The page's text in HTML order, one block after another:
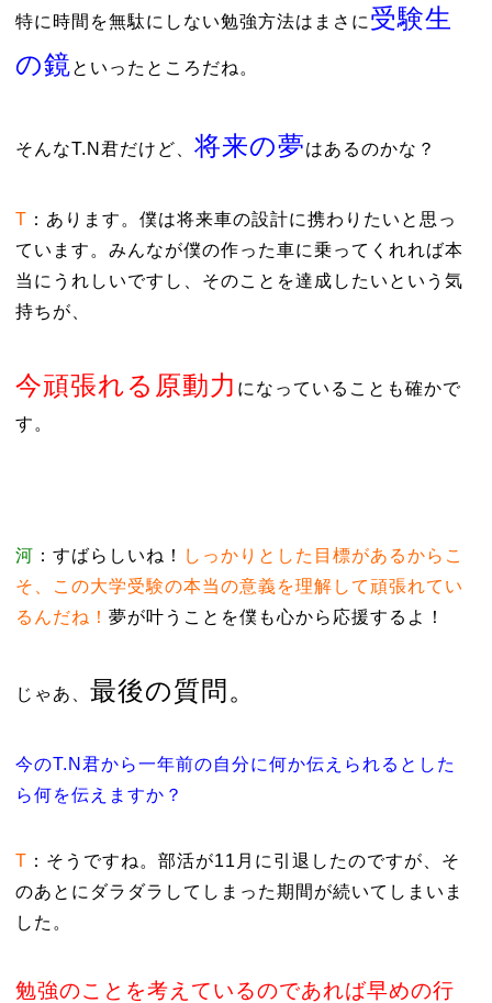
特に時間を無駄にしない勉強方法はまさに 受験生
の鏡といったところだね。
そんなT.N君だけど、 将来の夢はあるのかな？
T ：あります。僕は将来車の設計に携わりたいと思っ
ています。みんなが僕の作った車に乗ってくれれば本
当にうれしいですし、そのことを達成したいという気
持ちが、
今頑張れる原動力 になっていることも確かで
す。
河 ：すばらしいね！
しっかりとした目標があるからこ
そ、この大学受験の本当の意義を理解して頑張れてい
るんだね！ 夢が叶うことを僕も心から応援するよ！
じゃあ、 最後の質問。
今のT.N君から一年前の自分に何か伝えられるとした
ら何を伝えますか？
T ：そうですね。部活が11月に引退したのですが、そ
のあとにダラダラしてしまった期間が続いてしまいま
した。
勉強のことを考えているのであれば早めの行